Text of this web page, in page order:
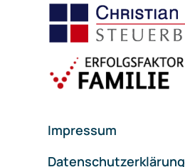
Impressum
Datenschutzerklärung